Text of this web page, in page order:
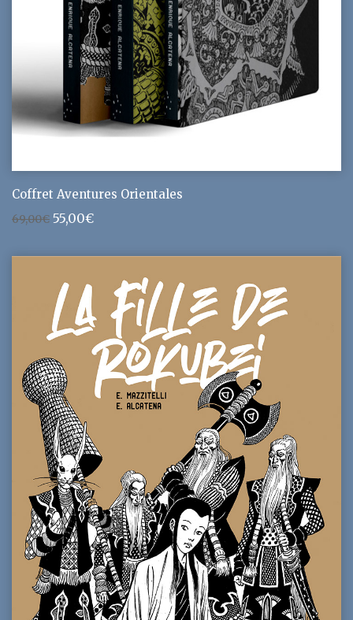
Coffret Aventures Orientales
69,00€ Le
prix
était :
55,00€Le
est :